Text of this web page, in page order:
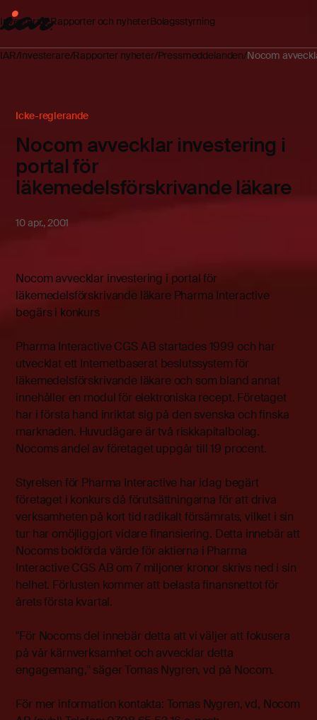
InvesterareRapporter och nyheterBolagsstyrning
IAR Investerare Rapporter nyheter Pressmeddelanden Nocom
Icke-reglerande
Nocom avvecklar investering i
portal för
läkemedelsförskrivande läkare
10 apr., 2001
Nocom avvecklar investering i portal för
läkemedelsförskrivande läkare Pharma Interactive
begärs i konkurs
Pharma Interactive CGS AB startades 1999 och har
utvecklat ett Internetbaserat beslutssystem för
läkemedelsförskrivande läkare och som bland annat
innehåller en modul för elektroniska recept. Företaget
har i första hand inriktat sig på den svenska och finska
marknaden. Huvudägare är två riskkapitalbolag.
Nocoms andel av företaget uppgår till 19 procent.
Styrelsen för Pharma Interactive har idag begärt
företaget i konkurs då förutsättningarna för att driva
verksamheten på kort tid radikalt försämrats, vilket i sin
tur har omöjliggjort vidare finansiering. Detta innebär att
Nocoms bokförda värde för aktierna i Pharma
Interactive CGS AB om 7 miljoner kronor skrivs ned i sin
helhet. Förlusten kommer att belasta finansnettot för
årets första kvartal.
"För Nocoms del innebär detta att vi väljer att fokusera
på vår kärnverksamhet och avvecklar detta
engagemang," säger Tomas Nygren, vd på Nocom.
För mer information kontakta: Tomas Nygren, vd, Nocom